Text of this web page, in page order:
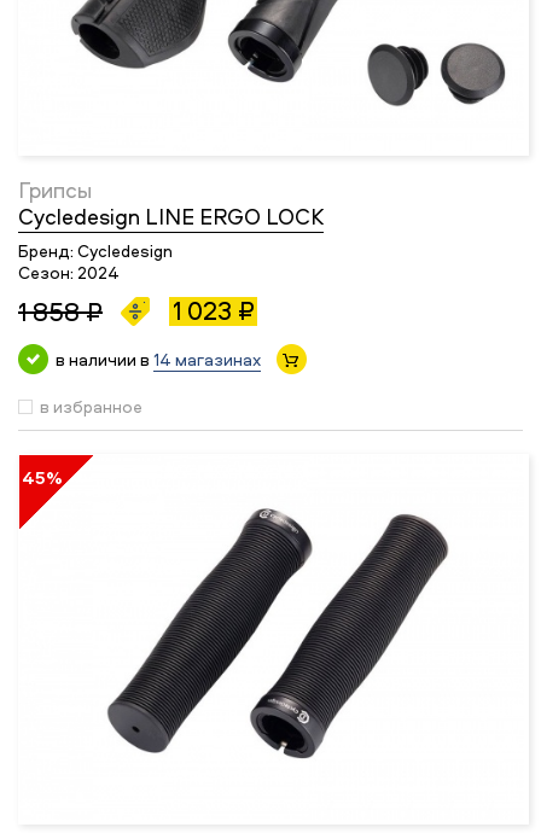
Грипсы
Cycledesign LINE ERGO LOCK
Бренд: Cycledesign
Сезон: 2024
1 858 ₽ 1 023 ₽
в наличии в 14 магазинах
в избранное
45%